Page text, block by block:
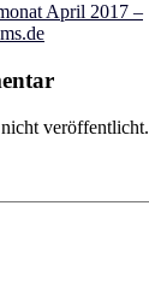
April 2017 –
veröffentlicht.